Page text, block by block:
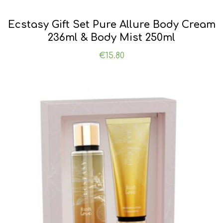
Ecstasy Gift Set Pure Allure Body Cream
236ml & Body Mist 250ml
€ 15.80